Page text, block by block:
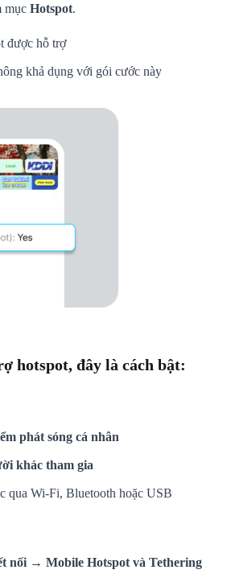
mục Hotspot.
được hỗ trợ
khả dụng với gói cước này
hotspot, đây là cách bật:
phát sóng cá nhân
khác tham gia
qua Wi-Fi, Bluetooth hoặc USB
nối → Mobile Hotspot và Tethering